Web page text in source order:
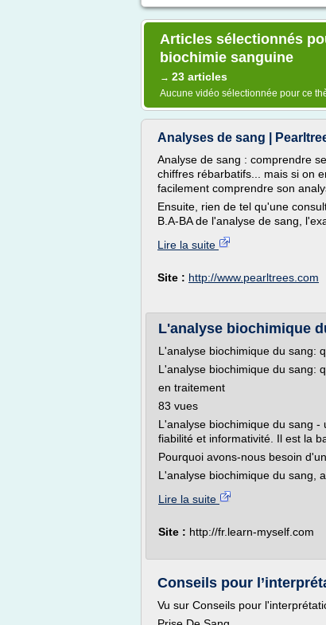
Articles sélectionnés
biochimie sanguine
→ 23 articles
Aucune vidéo sélectionnée pour ce
Analyses de sang |
Analyse de sang : comprendre
chiffres rébarbatifs... mais si on
facilement comprendre son
Ensuite, rien de tel qu'une
B.A-BA de l'analyse de sang,
Lire la suite
Site : http://www.pearltrees.com
L'analyse biochimique
L'analyse biochimique du sang:
L'analyse biochimique du sang:
en traitement
83 vues
L'analyse biochimique du sang
fiabilité et informativité. Il est la
Pourquoi avons-nous besoin
L'analyse biochimique du sang,
Lire la suite
Site : http://fr.learn-myself.com
Conseils pour
Vu sur Conseils pour